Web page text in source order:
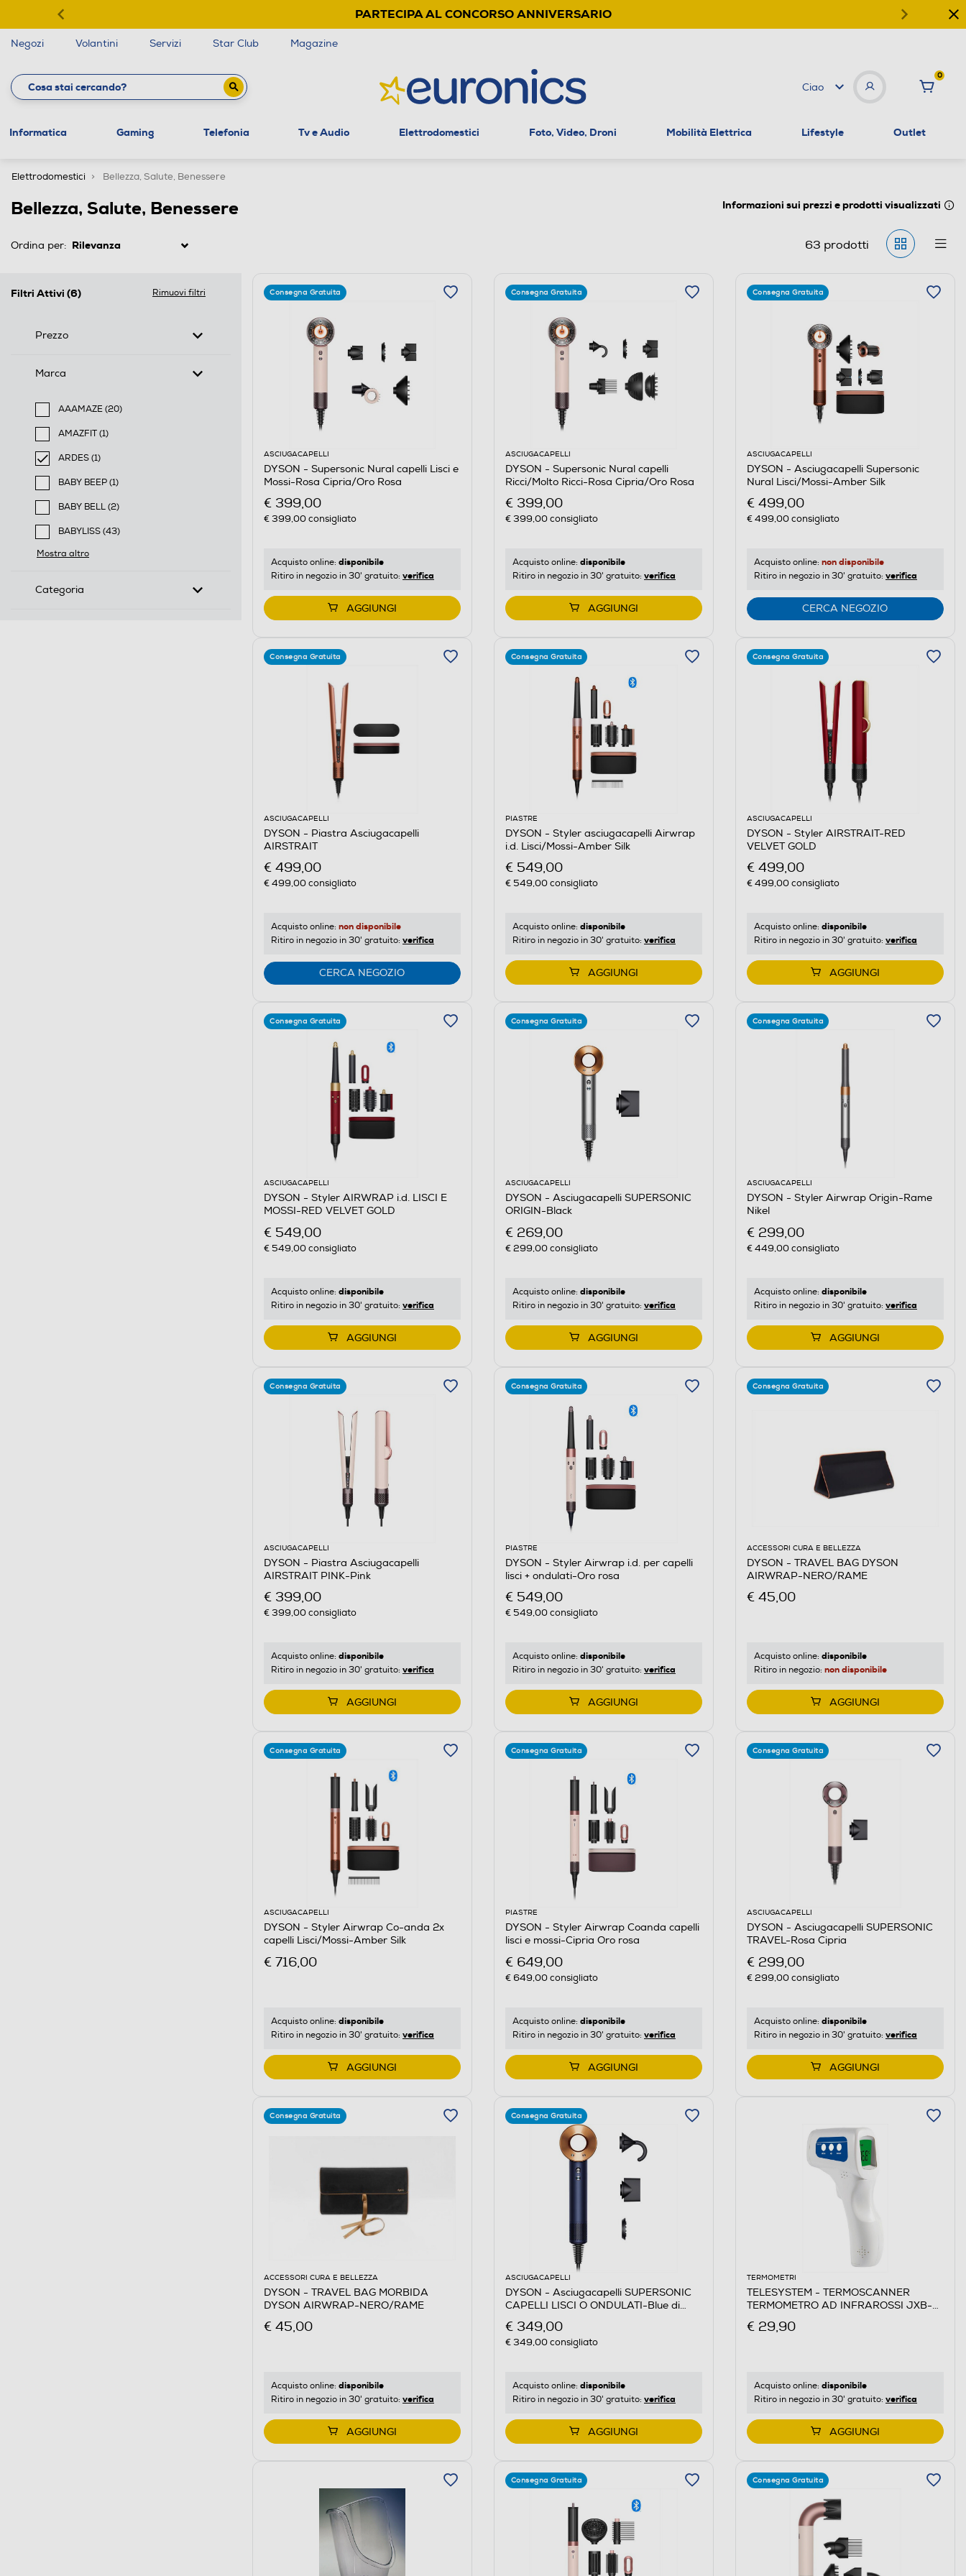
PARTECIPA AL CONCORSO ANNIVERSARIO
Negozi Volantini Servizi Star Club Magazine
Ciao
0
Informatica Gaming Telefonia Tv e Audio Elettrodomestici Foto, Video, Droni Mobilità Elettrica Lifestyle Outlet
Elettrodomestici Bellezza, Salute, Benessere
Bellezza, Salute, Benessere Informazioni sui prezzi e prodotti visualizzati
Ordina per: 63 prodotti
Filtri Attivi (6) Rimuovi filtri
Prezzo
Marca
AAAMAZE (20)
Filtra per Marca: AAAMAZE
AMAZFIT (1)
Filtra per Marca: AMAZFIT
ARDES (1)
selected Filtro applicato per Marca: ARDES
BABY BEEP (1)
Filtra per Marca: BABY BEEP
BABY BELL (2)
Filtra per Marca: BABY BELL
BABYLISS (43)
Filtra per Marca: BABYLISS
Mostra altro
Categoria
Consegna Gratuita
ASCIUGACAPELLI
DYSON - Supersonic Nural capelli Lisci e
Mossi-Rosa Cipria/Oro Rosa
€ 399,00
€ 399,00consigliato
Acquisto online: disponibile
Ritiro in negozio in 30' gratuito: verifica
AGGIUNGI
Consegna Gratuita
ASCIUGACAPELLI
DYSON - Supersonic Nural capelli
Ricci/Molto Ricci-Rosa Cipria/Oro Rosa
€ 399,00
€ 399,00consigliato
Acquisto online: disponibile
Ritiro in negozio in 30' gratuito: verifica
AGGIUNGI
Consegna Gratuita
ASCIUGACAPELLI
DYSON - Asciugacapelli Supersonic
Nural Lisci/Mossi-Amber Silk
€ 499,00
€ 499,00consigliato
Acquisto online: non disponibile
Ritiro in negozio in 30' gratuito: verifica
CERCA NEGOZIO
Consegna Gratuita
ASCIUGACAPELLI
DYSON - Piastra Asciugacapelli
AIRSTRAIT
€ 499,00
€ 499,00consigliato
Acquisto online: non disponibile
Ritiro in negozio in 30' gratuito: verifica
CERCA NEGOZIO
Consegna Gratuita
PIASTRE
DYSON - Styler asciugacapelli Airwrap
i.d. Lisci/Mossi-Amber Silk
€ 549,00
€ 549,00consigliato
Acquisto online: disponibile
Ritiro in negozio in 30' gratuito: verifica
AGGIUNGI
Consegna Gratuita
ASCIUGACAPELLI
DYSON - Styler AIRSTRAIT-RED
VELVET GOLD
€ 499,00
€ 499,00consigliato
Acquisto online: disponibile
Ritiro in negozio in 30' gratuito: verifica
AGGIUNGI
Consegna Gratuita
ASCIUGACAPELLI
DYSON - Styler AIRWRAP i.d. LISCI E
MOSSI-RED VELVET GOLD
€ 549,00
€ 549,00consigliato
Acquisto online: disponibile
Ritiro in negozio in 30' gratuito: verifica
AGGIUNGI
Consegna Gratuita
ASCIUGACAPELLI
DYSON - Asciugacapelli SUPERSONIC
ORIGIN-Black
€ 269,00
€ 299,00consigliato
Acquisto online: disponibile
Ritiro in negozio in 30' gratuito: verifica
AGGIUNGI
Consegna Gratuita
ASCIUGACAPELLI
DYSON - Styler Airwrap Origin-Rame
Nikel
€ 299,00
€ 449,00consigliato
Acquisto online: disponibile
Ritiro in negozio in 30' gratuito: verifica
AGGIUNGI
Consegna Gratuita
ASCIUGACAPELLI
DYSON - Piastra Asciugacapelli
AIRSTRAIT PINK-Pink
€ 399,00
€ 399,00consigliato
Acquisto online: disponibile
Ritiro in negozio in 30' gratuito: verifica
AGGIUNGI
Consegna Gratuita
PIASTRE
DYSON - Styler Airwrap i.d. per capelli
lisci + ondulati-Oro rosa
€ 549,00
€ 549,00consigliato
Acquisto online: disponibile
Ritiro in negozio in 30' gratuito: verifica
AGGIUNGI
Consegna Gratuita
ACCESSORI CURA E BELLEZZA
DYSON - TRAVEL BAG DYSON
AIRWRAP-NERO/RAME
€ 45,00
Acquisto online: disponibile
Ritiro in negozio: non disponibile
AGGIUNGI
Consegna Gratuita
ASCIUGACAPELLI
DYSON - Styler Airwrap Co-anda 2x
capelli Lisci/Mossi-Amber Silk
€ 716,00
Acquisto online: disponibile
Ritiro in negozio in 30' gratuito: verifica
AGGIUNGI
Consegna Gratuita
PIASTRE
DYSON - Styler Airwrap Coanda capelli
lisci e mossi-Cipria Oro rosa
€ 649,00
€ 649,00consigliato
Acquisto online: disponibile
Ritiro in negozio in 30' gratuito: verifica
AGGIUNGI
Consegna Gratuita
ASCIUGACAPELLI
DYSON - Asciugacapelli SUPERSONIC
TRAVEL-Rosa Cipria
€ 299,00
€ 299,00consigliato
Acquisto online: disponibile
Ritiro in negozio in 30' gratuito: verifica
AGGIUNGI
Consegna Gratuita
ACCESSORI CURA E BELLEZZA
DYSON - TRAVEL BAG MORBIDA
DYSON AIRWRAP-NERO/RAME
€ 45,00
Acquisto online: disponibile
Ritiro in negozio in 30' gratuito: verifica
AGGIUNGI
Consegna Gratuita
ASCIUGACAPELLI
DYSON - Asciugacapelli SUPERSONIC
CAPELLI LISCI O ONDULATI-Blue di
€ 349,00
€ 349,00consigliato
Acquisto online: disponibile
Ritiro in negozio in 30' gratuito: verifica
AGGIUNGI
TERMOMETRI
TELESYSTEM - TERMOSCANNER
TERMOMETRO AD INFRAROSSI JXB-
€ 29,90
Acquisto online: disponibile
Ritiro in negozio in 30' gratuito: verifica
AGGIUNGI
Consegna Gratuita Consegna Gratuita